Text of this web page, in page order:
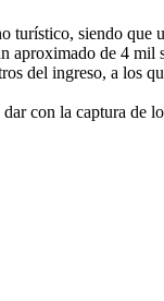
siendo que
aproximado de 4 mil
del ingreso, a los
con la captura de